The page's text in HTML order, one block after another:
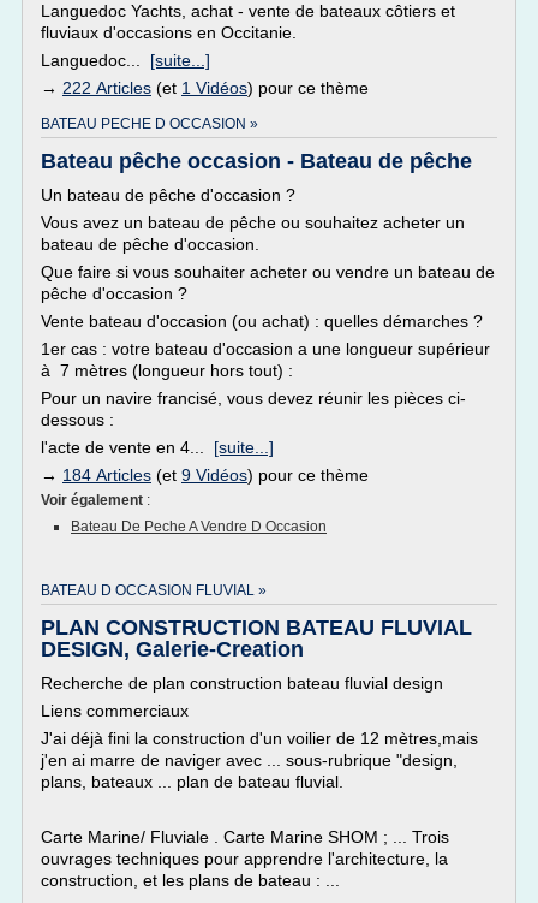
Languedoc Yachts, achat - vente de bateaux côtiers et
fluviaux d'occasions en Occitanie.
Languedoc... [suite...]
→ 222 Articles (et 1 Vidéos) pour ce thème
BATEAU PECHE D OCCASION »
Bateau pêche occasion - Bateau de pêche
Un bateau de pêche d'occasion ?
Vous avez un bateau de pêche ou souhaitez acheter un
bateau de pêche d'occasion.
Que faire si vous souhaiter acheter ou vendre un bateau de
pêche d'occasion ?
Vente bateau d'occasion (ou achat) : quelles démarches ?
1er cas : votre bateau d'occasion a une longueur supérieur
à 7 mètres (longueur hors tout) :
Pour un navire francisé, vous devez réunir les pièces ci-
dessous :
l'acte de vente en 4... [suite...]
→ 184 Articles (et 9 Vidéos) pour ce thème
Voir également :
Bateau De Peche A Vendre D Occasion
BATEAU D OCCASION FLUVIAL »
PLAN CONSTRUCTION BATEAU FLUVIAL
DESIGN, Galerie-Creation
Recherche de plan construction bateau fluvial design
Liens commerciaux
J'ai déjà fini la construction d'un voilier de 12 mètres,mais
j'en ai marre de naviger avec ... sous-rubrique "design,
plans, bateaux ... plan de bateau fluvial.
Carte Marine/ Fluviale . Carte Marine SHOM ; ... Trois
ouvrages techniques pour apprendre l'architecture, la
construction, et les plans de bateau : ...